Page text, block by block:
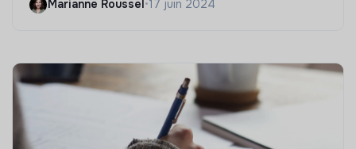
Marianne Roussel •17 juin 2024